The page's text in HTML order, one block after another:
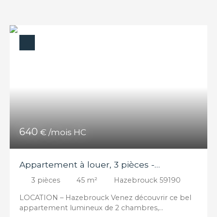
640 € /mois HC
Appartement à louer, 3 pièces -
Hazebrouck 59190
3 pièces 45 m²
Hazebrouck 59190
LOCATION – Hazebrouck Venez découvrir ce bel
appartement lumineux de 2 chambres,